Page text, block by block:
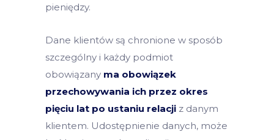
pieniędzy.
Dane klientów są chronione w sposób
szczególny i każdy podmiot
obowiązany ma obowiązek
przechowywania ich przez okres
pięciu lat po ustaniu relacji z danym
klientem. Udostępnienie danych, może